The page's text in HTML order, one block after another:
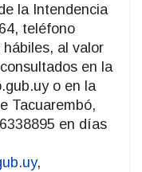
la Intendencia
teléfono
al valor
en la
o en la
Tacuarembó,
en días
,